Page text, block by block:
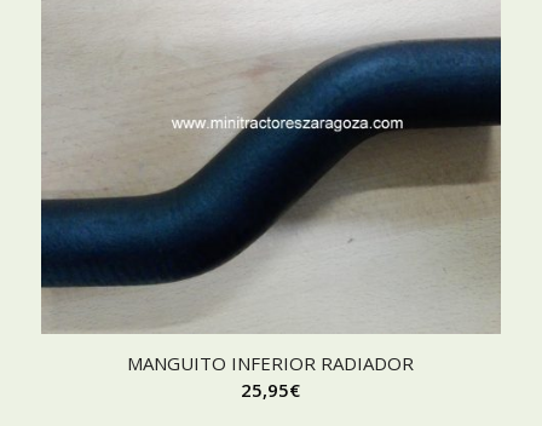
MANGUITO INFERIOR RADIADOR
25,95€